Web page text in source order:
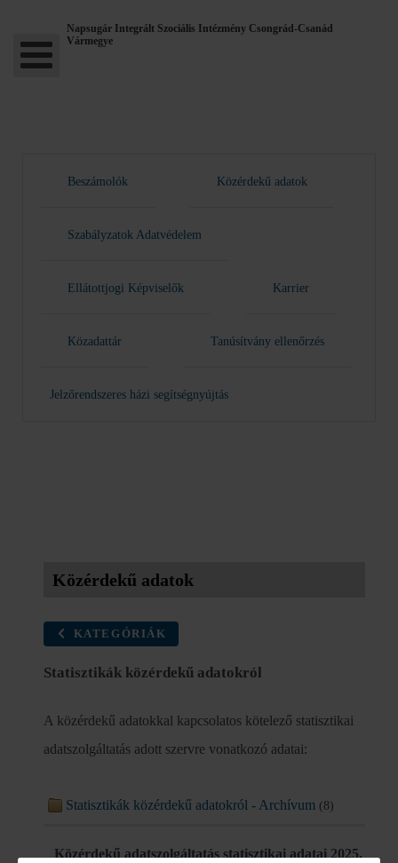
Napsugár Integrált Szociális Intézmény Csongrád-Csanád
Vármegye
Beszámolók Közérdekű adatok
Szabályzatok Adatvédelem
Ellátottjogi Képviselők Karrier
Közadattár Tanúsítvány ellenőrzés
Jelzőrendszeres házi segítségnyújtás
Közérdekű adatok
KATEGÓRIÁK
Statisztikák közérdekű adatokról
A közérdekű adatokkal kapcsolatos kötelező statisztikai
adatszolgáltatás adott szervre vonatkozó adatai:
Statisztikák közérdekű adatokról - Archívum (8)
Közérdekű adatszolgáltatás statisztikai adatai 2025.